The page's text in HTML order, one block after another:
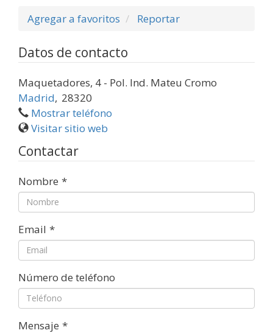
Agregar a favoritos
Reportar
Datos de contacto
Maquetadores, 4 - Pol. Ind. Mateu Cromo
Madrid, 28320
Mostrar teléfono
Visitar sitio web
Contactar
Nombre *
Email *
Número de teléfono
Mensaje *